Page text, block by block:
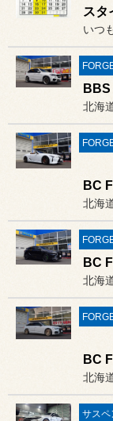
北海
北海
北海
北海